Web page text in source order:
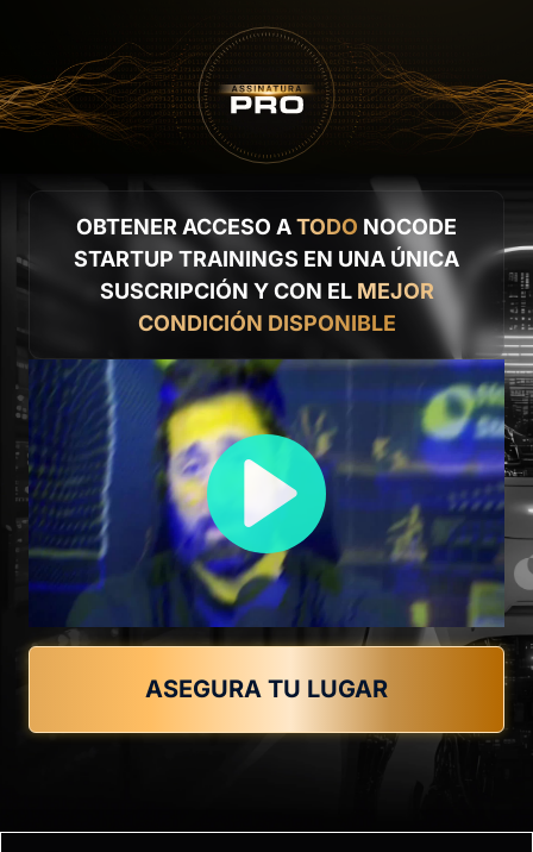
OBTENER ACCESO ATODO NOCODE
STARTUP TRAININGS EN UNA ÚNICA
SUSCRIPCIÓN Y CON EL MEJOR
CONDICIÓN DISPONIBLE
ASEGURA TU LUGAR